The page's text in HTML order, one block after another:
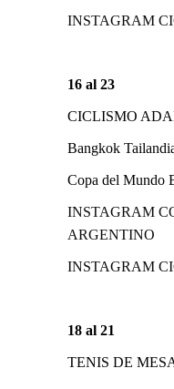
INSTAGRAM
16 al 23
CICLISMO
Bangkok
Copa del Mundo
INSTAGRAM
ARGENTINO
INSTAGRAM
18 al 21
TENIS DE